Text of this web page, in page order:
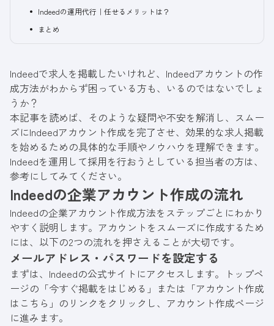
Indeedの運用代行｜任せるメリットは？
まとめ
Indeedで求人を掲載したいけれど、Indeedアカウントの作
成方法がわからず困っている方も、いるのではないでしょ
うか？
本記事を読めば、そのような疑問や不安を解消し、スムー
ズにIndeedアカウント作成を完了させ、効果的な求人掲載
を始めるための具体的な手順やノウハウを理解できます。
Indeedを運用して採用を行おうとしている担当者の方は、
参考にしてみてください。
Indeedの企業アカウント作成の流れ
Indeedの企業アカウント作成方法をステップごとにわかり
やすく説明します。アカウントをスムーズに作成するため
には、以下の2つの流れを押さえることが大切です。
メールアドレス・パスワードを設定する
まずは、Indeedの公式サイト にアクセスします。トップペ
ージの「今すぐ掲載をはじめる」または「アカウント作成
はこちら」のリンクをクリックし、アカウント作成ページ
に進みます。